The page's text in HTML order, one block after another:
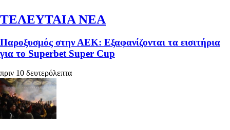
ΤΕΛΕΥΤΑΙΑ ΝΕΑ
Παροξυσμός στην ΑΕΚ: Εξαφανίζονται τα εισιτήρια
για το Superbet Super Cup
πριν 10 δευτερόλεπτα